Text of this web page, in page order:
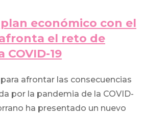
económico con el
el reto de
COVID-19
afrontar las consecuencias
por la pandemia de la COVID-
ha presentado un nuevo